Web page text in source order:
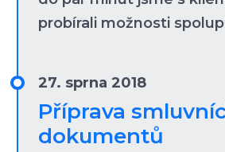
probírali možnosti
27. sprna 2018
Příprava
dokumentů